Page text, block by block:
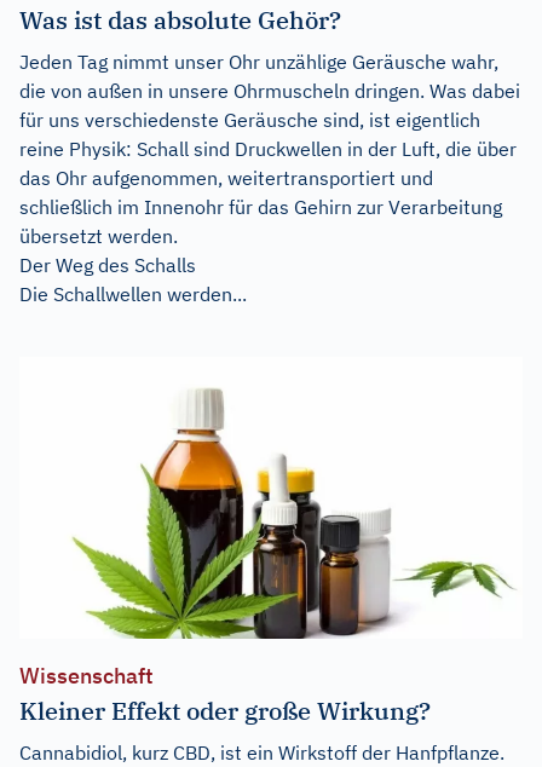
Was ist das absolute Gehör?
Jeden Tag nimmt unser Ohr unzählige Geräusche wahr,
die von außen in unsere Ohrmuscheln dringen. Was dabei
für uns verschiedenste Geräusche sind, ist eigentlich
reine Physik: Schall sind Druckwellen in der Luft, die über
das Ohr aufgenommen, weitertransportiert und
schließlich im Innenohr für das Gehirn zur Verarbeitung
übersetzt werden.
Der Weg des Schalls
Die Schallwellen werden...
Wissenschaft
Kleiner Effekt oder große Wirkung?
Cannabidiol, kurz CBD, ist ein Wirkstoff der Hanfpflanze.